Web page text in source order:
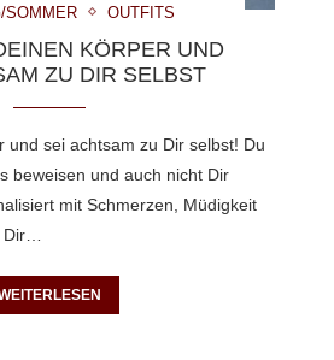
SOMMER OUTFITS
KÖRPER UND
ZU DIR SELBST
und sei achtsam zu Dir selbst! Du
beweisen und auch nicht Dir
mit Schmerzen, Müdigkeit